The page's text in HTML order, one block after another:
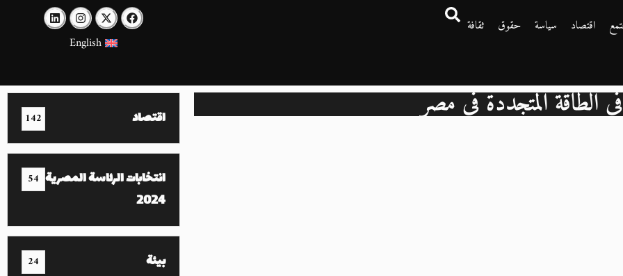
اقتصاد سياسة حقوق
ثقافة
English
الطاقة المتجددة في مصر اقتصاد 142
انتخابات الرئاسة المصرية
2024
54
بيئة 24